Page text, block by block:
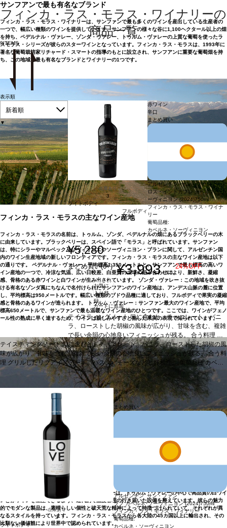
サンフアンで最も有名なブランド
フィンカ・ラス・モラス・ワイナリーは、サンファンで最も多くのワインを産出している生産者の
一つで、幅広い種類のワインを提供しています。サンフアンの様々な谷に1,100ヘクタール以上の畑
を持ち、ペデルナル・ヴァレー、ゾンダ・ヴァレー、トゥルム・ヴァレーの上質な葡萄を使ったラ
スモラス・シリーズが彼らのスターワインとなっています。フィンカ・ラス・モラスは、1993年に
著名な葡萄栽培家リチャード・スマートの指導のもとに設立され、サンフアンに重要な葡萄畑を持
ち、この地域で最も有名なブランドとワイナリーの1つです。
フィンカ・ラス・モラスの主なワイン産地
フィンカ・ラス・モラスの名前は、トゥルム、ゾンダ、ペデルナルの畑にあるブラックベリーの木
に由来しています。ブラックベリーは、スペイン語で「モラス」と呼ばれています。サンファン
は、特にシラーやマルベック及びヴィオニエやソーヴィニヨン・ブランに関して、アルゼンチン国
内のワイン生産地域の新しいフロンティアです。フィンカ・ラス・モラスの主なワイン産地は以下
の通りです。 ペデルナル・ヴァレー：平均標高1,350メートルと、サンフアンで最も標高の高いワ
イン産地の一つで、冷涼な気温、広い日較差、白亜質の土壌の組み合わせにより、新鮮さ、凝縮
感、骨格のある赤ワインと白ワインが生み出されています。 ゾンダ・ヴァレー：この地域を吹き抜
ける有名なゾンダ風にちなんで名付けられたサンフアンのワイン産地は、アンデス山脈の麓に位置
し、平均標高は950メートルです。幅広い種類のブドウ品種に適しており、フルボディで果実の凝縮
感と骨格のあるワインが造られます。 トゥルム・ヴァレー：サンファン最大のワイン産地で、平均
標高650メートルで、サンファンで最も温暖なワイン産地のひとつです。ここでは、ワインがフェノ
ール性の熟成に早く達するため、ワインは親しみやすさと熟した果実の表現で知られています。
45カ国以上に輸出
950万リットルのワイン生産能力を持つワイナリーは、トゥルム・ヴァレーの中心で高品質の白ワイ
ンと赤ワインを生産できるよう、近代的で温度管理の行き届いた設備を整えています。彼らの魅力
的でモダンな製品は、素晴らしい個性と破天荒な精神によって特徴づけられていて、それぞれが異
なるスタイルを持っています。フィンカ・ラス・モラスから各大陸の45カ国以上に輸出され、その
比類ない価値観により世界中で認められています。
フィンカ・ラス・モラス・ワイナリーの
商品一覧
9ITEMS
表示順
新着順
▼
在庫あり
3
ライトボディ
フルボディ
赤ワイン
辛口
まとめ買い
アルゼンチン サン・ファン
ロス・イントカブレ カベルネ・ソ
ーヴィニヨン (2024)750ml
フィンカ・ラス・モラス・ワイナ
リー
葡萄品種:
カベルネ・ソーヴィニヨン
¥5,280
まとめ買い(6+) ¥3,993/ 1本
24%OFF
お気に
入り登
録
カートに追加
テイスティングノート口に含むと、チョコレート、バニ
ラ、ローストした胡椒の風味が広がり、甘味を含む、複雑
で長い余韻の心地良いフィニッシュが残る。合う料理 グ
リルしたリブアイステーキ、パスタ、チーズなどと好相
性。葡萄品種カベルネ・ソーヴィニヨン 100%*本ヴィン
テージが在庫切れの場合、在庫があり価格が同様の場合は
自動的に次のヴィンテージに変更されますのでご了承くだ
さい。
テイスティングノート口に含むと、チョコレート、バニラ、ローストした胡椒の風
味が広がり、甘味を含む、複雑で長い余韻の心地良いフィニッシュが残る。合う料
理 グリルしたリブアイステーキ、パスタ、チーズなどと好相性。 葡萄品種カベル
ネ・ソーヴィニヨン 100%*本ヴィンテージが在庫切れの場合、在庫があり価格が
同様の場合は自動的に次のヴィンテージに変更されますのでご了承ください。
在庫あり
3
ライトボディ
赤ワイン
辛口
まとめ買い
アルゼンチン サン・ファン
ラブ カベルネ･ソーヴィニヨン (2024)750ml
フィンカ・ラス・モラス・ワイナリー
葡萄品種:
カベルネ・ソーヴィニヨン